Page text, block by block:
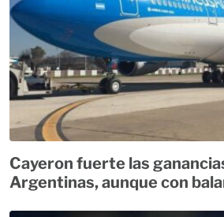
Cayeron fuerte las
Argentinas, aunque con